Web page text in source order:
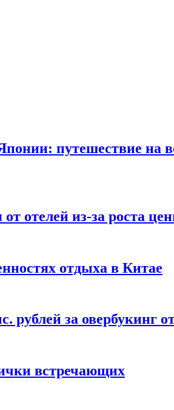
путешествие на
отелей из-за роста
отдыха в Китае
рублей за овербукинг
встречающих